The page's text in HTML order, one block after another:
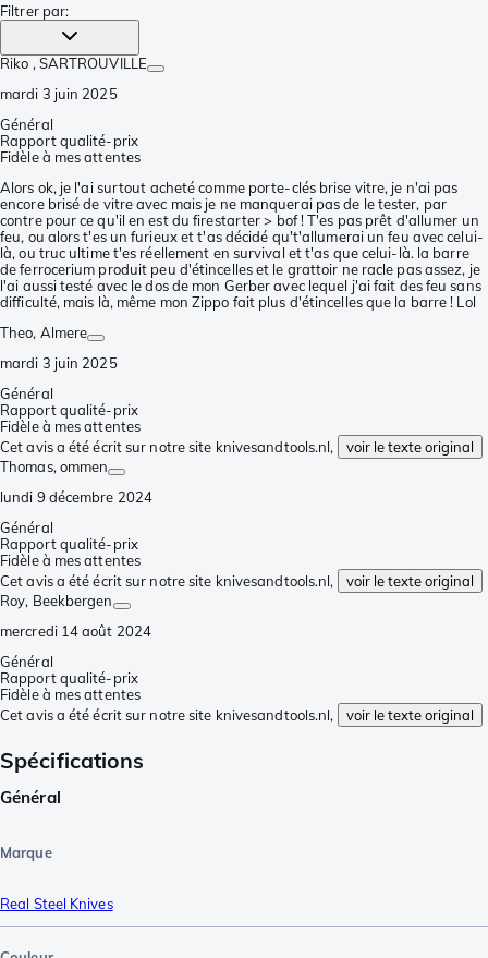
Filtrer par:
Riko , SARTROUVILLE
mardi 3 juin 2025
Général
Rapport qualité-prix
Fidèle à mes attentes
Alors ok, je l'ai surtout acheté comme porte-clés brise vitre, je n'ai pas
encore brisé de vitre avec mais je ne manquerai pas de le tester, par
contre pour ce qu'il en est du firestarter > bof ! T'es pas prêt d'allumer un
feu, ou alors t'es un furieux et t'as décidé qu't'allumerai un feu avec celui-
là, ou truc ultime t'es réellement en survival et t'as que celui-là. la barre
de ferrocerium produit peu d'étincelles et le grattoir ne racle pas assez, je
l'ai aussi testé avec le dos de mon Gerber avec lequel j'ai fait des feu sans
difficulté, mais là, même mon Zippo fait plus d'étincelles que la barre ! Lol
Theo, Almere
mardi 3 juin 2025
Général
Rapport qualité-prix
Fidèle à mes attentes
Cet avis a été écrit sur notre site knivesandtools.nl,
voir le texte original
Thomas, ommen
lundi 9 décembre 2024
Général
Rapport qualité-prix
Fidèle à mes attentes
Cet avis a été écrit sur notre site knivesandtools.nl,
voir le texte original
Roy, Beekbergen
mercredi 14 août 2024
Général
Rapport qualité-prix
Fidèle à mes attentes
Cet avis a été écrit sur notre site knivesandtools.nl,
voir le texte original
Spécifications
Général
Marque
Real Steel Knives